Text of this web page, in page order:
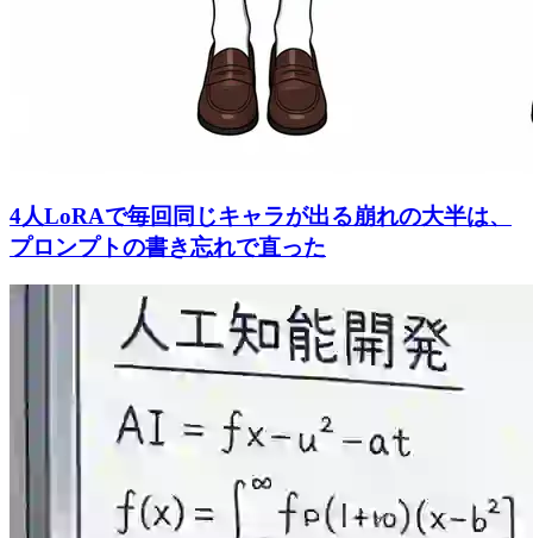
4人LoRAで毎回同じキャラが出る崩れの大半は、
プロンプトの書き忘れで直った